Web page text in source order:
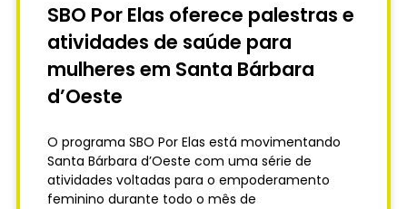
SBO Por Elas oferece palestras e
atividades de saúde para
mulheres em Santa Bárbara
d’Oeste
O programa SBO Por Elas está movimentando
Santa Bárbara d’Oeste com uma série de
atividades voltadas para o empoderamento
feminino durante todo o mês de